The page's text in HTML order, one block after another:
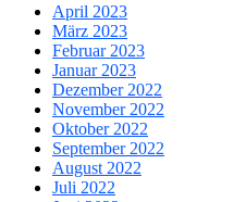
April 2023
März 2023
Februar 2023
Januar 2023
Dezember 2022
November 2022
Oktober 2022
September 2022
August 2022
Juli 2022